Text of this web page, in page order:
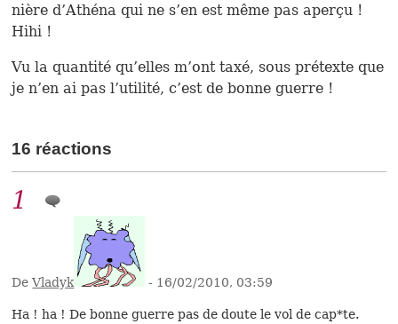
nière d’Athéna qui ne s’en est même pas aperçu !
Hihi !
Vu la quan­tité qu’elles m’ont taxé, sous pré­texte que
je n’en ai pas l’uti­lité, c’est de bonne guerre !
16 réactions
1
DeVladyk - 16/02/2010, 03:59
Ha ! ha ! De bonne guerre pas de doute le vol de cap*te.